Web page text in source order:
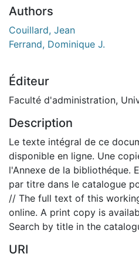
Authors
Couillard, Jean
Ferrand, Dominique J.
Éditeur
Faculté d'administration,
Description
Le texte intégral de ce
disponible en ligne. Une
l'Annexe de la bibliothéque.
par titre dans le catalogue
// The full text of this
online. A print copy is
Search by title in the
URI